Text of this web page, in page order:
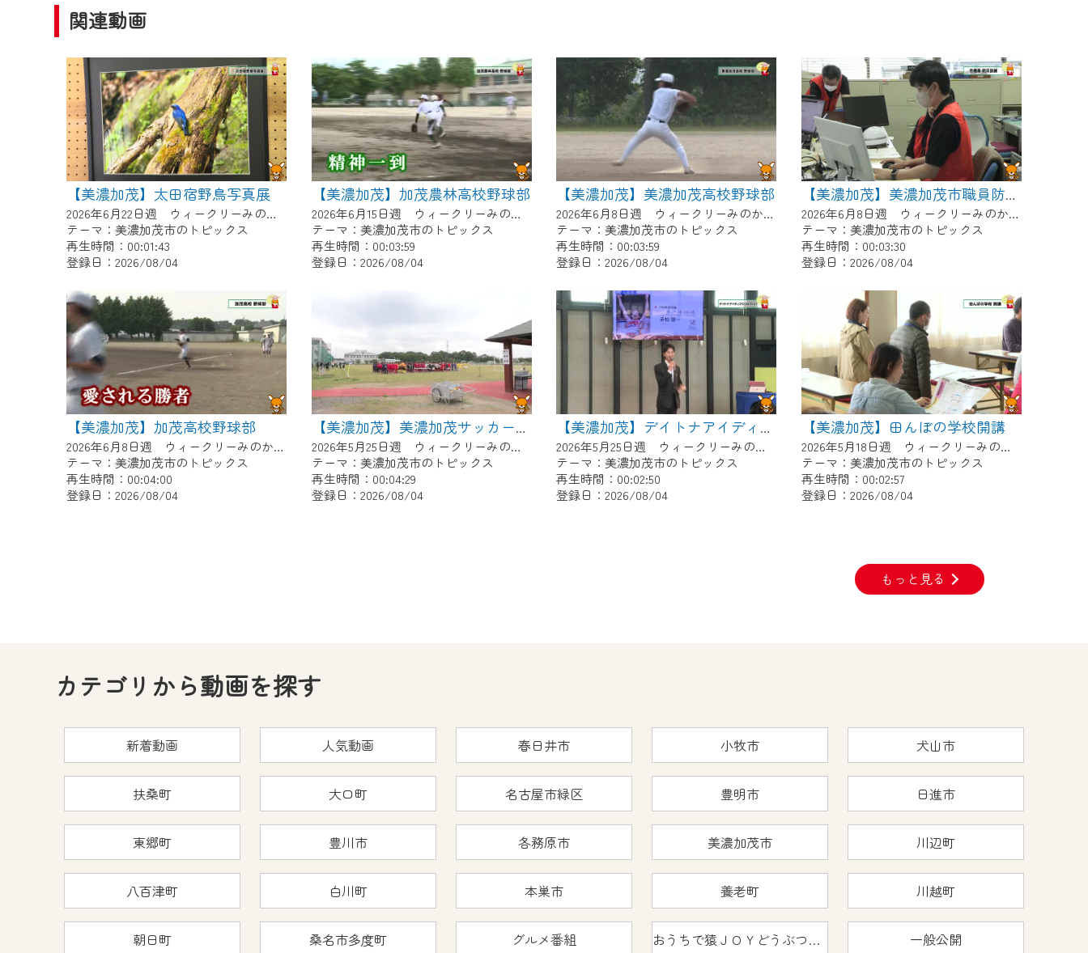
関連動画
【美濃加茂】太田宿野鳥写真展
2026年6月22日週 ウィークリーみのかもにて放送
テーマ：美濃加茂市のトピックス
再生時間：00:01:43
登録日：2026/08/04
【美濃加茂】加茂農林高校野球部
2026年6月15日週 ウィークリーみのかもにて放送
テーマ：美濃加茂市のトピックス
再生時間：00:03:59
登録日：2026/08/04
【美濃加茂】美濃加茂高校野球部
2026年6月8日週 ウィークリーみのかもにて放送
テーマ：美濃加茂市のトピックス
再生時間：00:03:59
登録日：2026/08/04
【美濃加茂】美濃加茂市職員防災訓練
2026年6月8日週 ウィークリーみのかもにて放送
テーマ：美濃加茂市のトピックス
再生時間：00:03:30
登録日：2026/08/04
【美濃加茂】加茂高校野球部
2026年6月8日週 ウィークリーみのかもにて放送
テーマ：美濃加茂市のトピックス
再生時間：00:04:00
登録日：2026/08/04
【美濃加茂】美濃加茂サッカー少年団あじさいCUP
2026年5月25日週 ウィークリーみのかもにて放送
テーマ：美濃加茂市のトピックス
再生時間：00:04:29
登録日：2026/08/04
【美濃加茂】デイトナアイディアCONTEST
2026年5月25日週 ウィークリーみのかもにて放送
テーマ：美濃加茂市のトピックス
再生時間：00:02:50
登録日：2026/08/04
【美濃加茂】田んぼの学校開講
2026年5月18日週 ウィークリーみのかもにて放送
テーマ：美濃加茂市のトピックス
再生時間：00:02:57
登録日：2026/08/04
もっと見る
カテゴリから動画を探す
新着動画 人気動画 春日井市 小牧市 犬山市
扶桑町 大口町 名古屋市緑区 豊明市 日進市
東郷町 豊川市 各務原市 美濃加茂市 川辺町
八百津町 白川町 本巣市 養老町 川越町
朝日町 桑名市多度町 グルメ番組 おうちで猿ＪＯＹどうぶつえん 一般公開